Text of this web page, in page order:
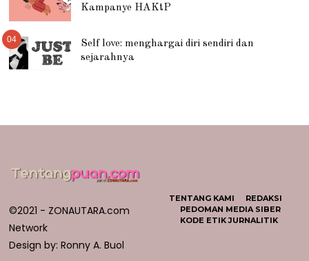
Kampanye HAKtP
04
Self love: menghargai diri sendiri dan
sejarahnya
©2021 - ZONAUTARA.com
Network
Design by: Ronny A. Buol
TENTANG KAMI
REDAKSI
PEDOMAN MEDIA SIBER
KODE ETIK JURNALITIK